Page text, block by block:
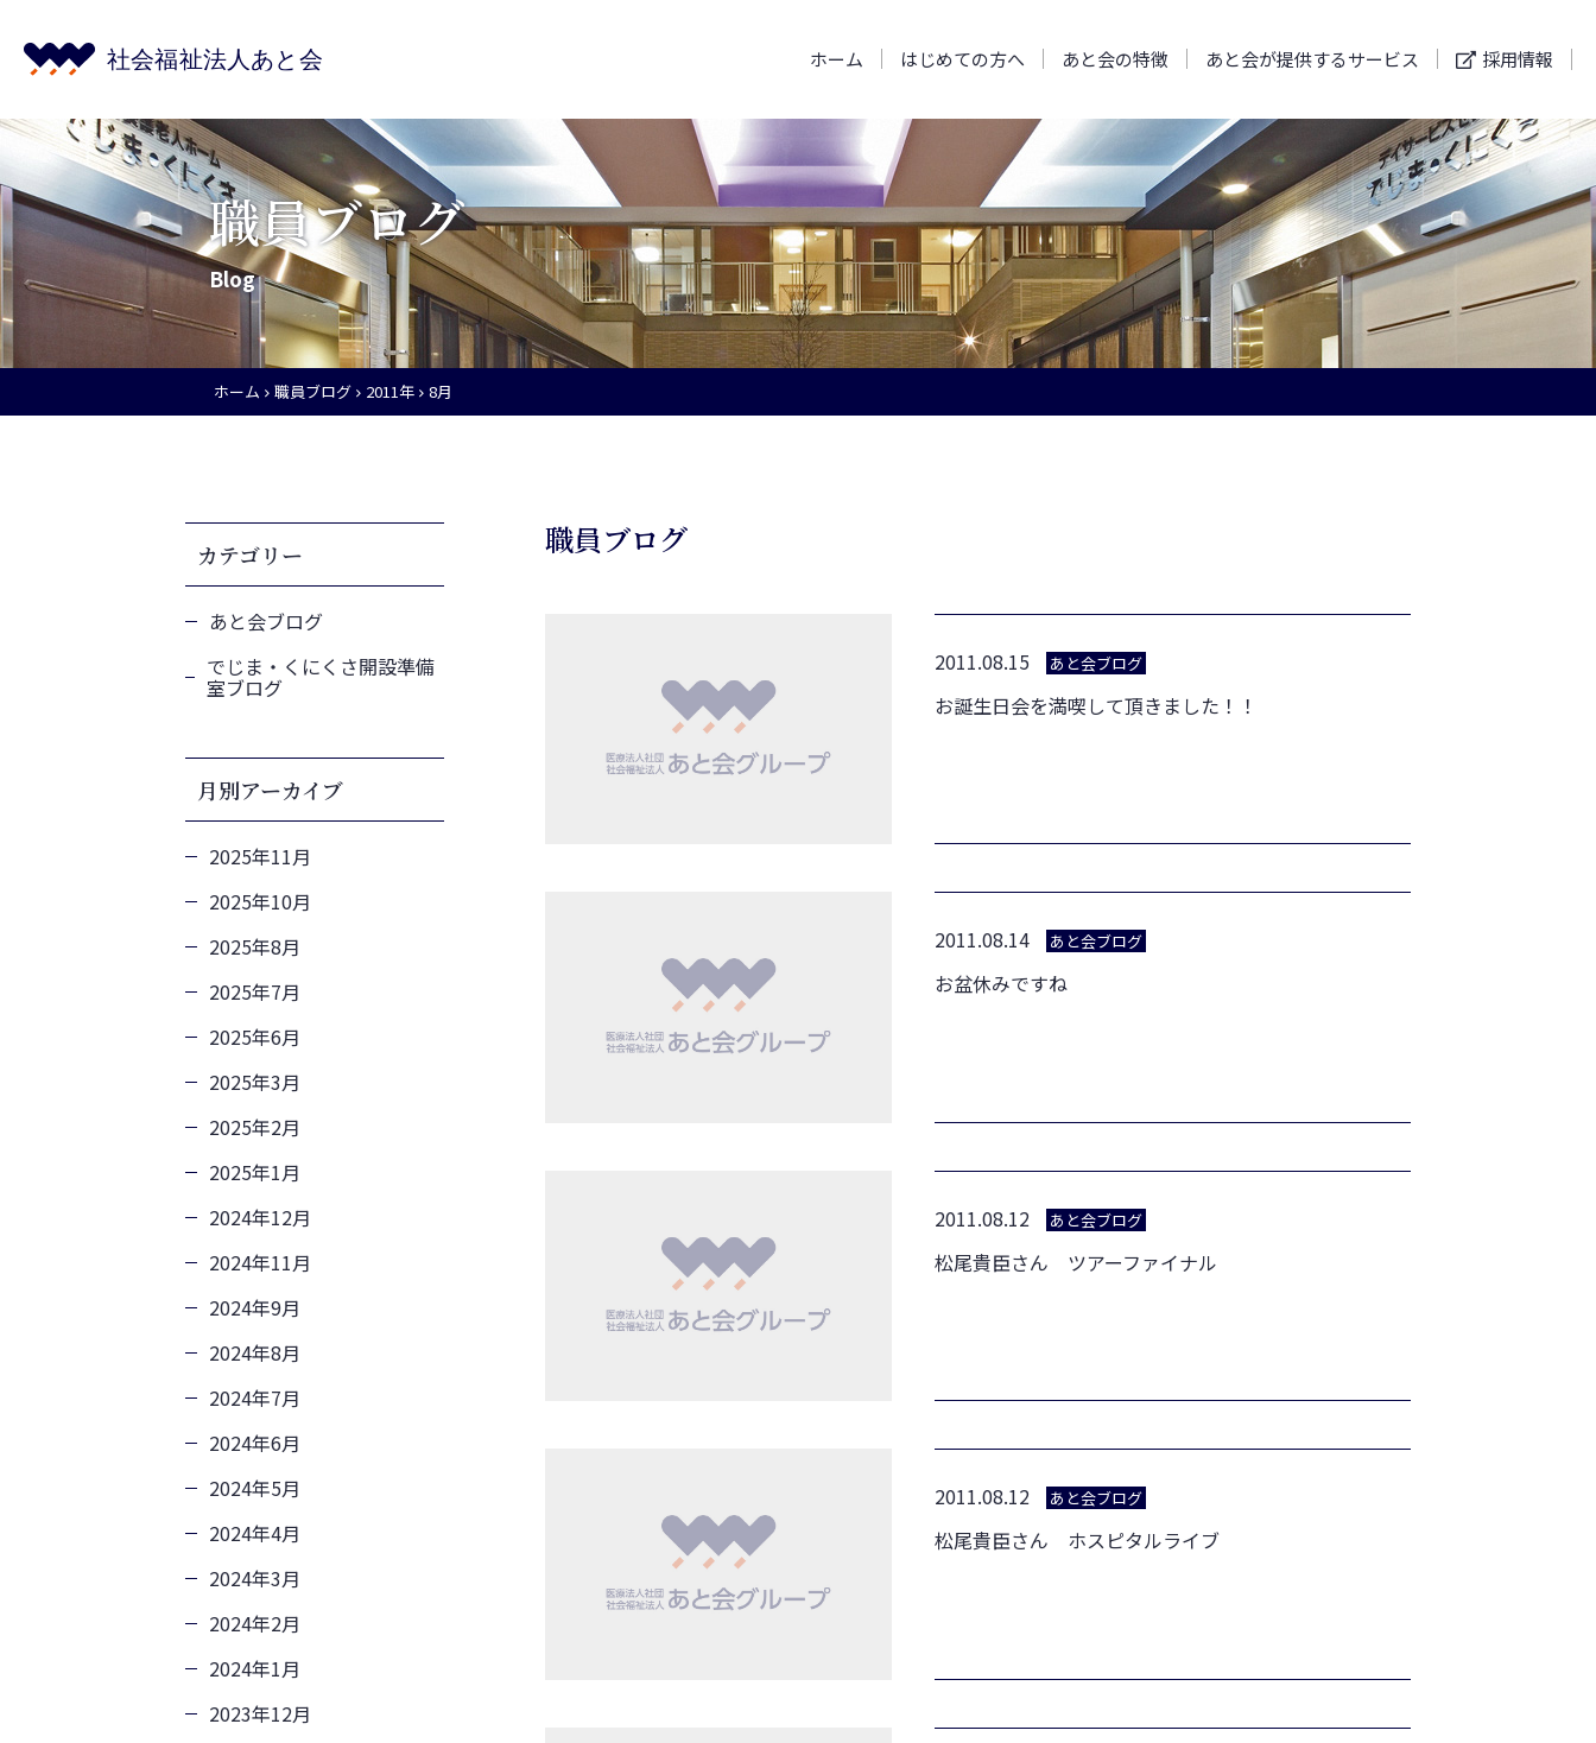
ホーム はじめての方へ あと会の特徴 あと会が提供するサービス 採用情報
職員ブログ
Blog
ホーム 職員ブログ 2011年 8月
職員ブログ
2011.08.15 あと会ブログ
お誕生日会を満喫して頂きました！！
2011.08.14 あと会ブログ
お盆休みですね
2011.08.12 あと会ブログ
松尾貴臣さん ツアーファイナル
2011.08.12 あと会ブログ
松尾貴臣さん ホスピタルライブ
カテゴリー
あと会ブログ
でじま・くにくさ開設準備
室ブログ
月別アーカイブ
2025年11月
2025年10月
2025年8月
2025年7月
2025年6月
2025年3月
2025年2月
2025年1月
2024年12月
2024年11月
2024年9月
2024年8月
2024年7月
2024年6月
2024年5月
2024年4月
2024年3月
2024年2月
2024年1月
2023年12月